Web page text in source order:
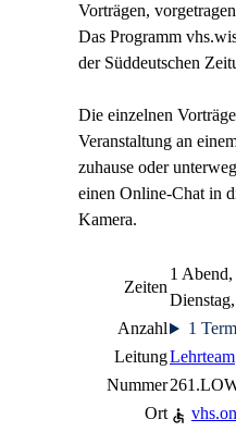
Vorträgen,
Das Programm
der Süddeutschen
Die einzelnen
Veranstaltung an
zuhause oder
einen Online-Chat in
Kamera.
Zeiten
1
Anzahl
1
LeitungLehrteam
Nummer
Ort